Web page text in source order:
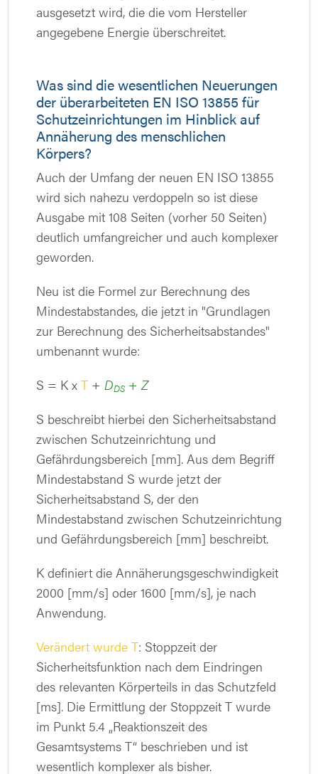
ausgesetzt wird, die die vom Hersteller
angegebene Energie überschreitet.
Was sind die wesentlichen Neuerungen
der überarbeiteten EN ISO 13855 für
Schutzeinrichtungen im Hinblick auf
Annäherung des menschlichen
Körpers?
Auch der Umfang der neuen EN ISO 13855
wird sich nahezu verdoppeln so ist diese
Ausgabe mit 108 Seiten (vorher 50 Seiten)
deutlich umfangreicher und auch komplexer
geworden.
Neu ist die Formel zur Berechnung des
Mindestabstandes, die jetzt in "Grundlagen
zur Berechnung des Sicherheitsabstandes"
umbenannt wurde:
S = K x T + DDS + Z
S beschreibt hierbei den Sicherheitsabstand
zwischen Schutzeinrichtung und
Gefährdungsbereich [mm]. Aus dem Begriff
Mindestabstand S wurde jetzt der
Sicherheitsabstand S, der den
Mindestabstand zwischen Schutzeinrichtung
und Gefährdungsbereich [mm] beschreibt.
K definiert die Annäherungsgeschwindigkeit
2000 [mm/s] oder 1600 [mm/s], je nach
Anwendung.
Verändert wurde T: Stoppzeit der
Sicherheitsfunktion nach dem Eindringen
des relevanten Körperteils in das Schutzfeld
[ms]. Die Ermittlung der Stoppzeit T wurde
im Punkt 5.4 „Reaktionszeit des
Gesamtsystems T“ beschrieben und ist
wesentlich komplexer als bisher.